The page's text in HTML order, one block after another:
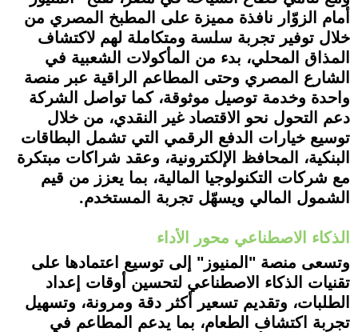
أمام الزوّار نافذة مميزة على المطبخ المصري من
خلال توفير تجربة سلسة ومتكاملة لهم لاكتشاف
المذاق المحلي، بدء من المأكولات الشعبية في
الشارع المصري وحتى المطاعم الراقية عبر منصة
واحدة وخدمة توصيل موثوقة، كما تواصل الشركة
دعم التحول نحو الاقتصاد غير النقدي، من خلال
توسيع خيارات الدفع الرقمي التي تشمل البطاقات
البنكية، المحافظ الإلكترونية، وعقد شراكات مبتكرة
مع شركات التكنولوجيا المالية، بما يعزز من قيم
الشمول المالي ويسهّل تجربة المستخدم.
الذكاء الاصطناعي محور الأداء
وتسعى منصة "المنيوز" إلى توسيع اعتمادها على
تقنيات الذكاء الاصطناعي لتحسين أوقات إعداد
الطلبات، وتقديم تسعير أكثر دقة ومرونة، وتسهيل
تجربة اكتشاف الطعام، بما يدعم المطاعم في